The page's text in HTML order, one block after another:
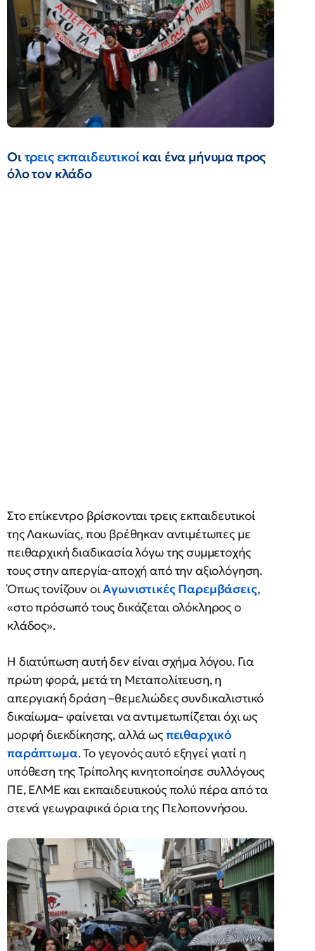
Οιτρεις εκπαιδευτικοίκαι ένα μήνυμα προς
όλο τον κλάδο
Στο επίκεντρο βρίσκονται τρεις εκπαιδευτικοί
της Λακωνίας, που βρέθηκαν αντιμέτωπες με
πειθαρχική διαδικασία λόγω της συμμετοχής
τους στην απεργία-αποχή από την αξιολόγηση.
Όπως τονίζουν οιΑγωνιστικές Παρεμβάσεις,
«στο πρόσωπό τους δικάζεται ολόκληρος ο
κλάδος».
Η διατύπωση αυτή δεν είναι σχήμα λόγου. Για
πρώτη φορά, μετά τη Μεταπολίτευση, η
απεργιακή δράση –θεμελιώδες συνδικαλιστικό
δικαίωμα– φαίνεται να αντιμετωπίζεται όχι ως
μορφή διεκδίκησης, αλλά ωςπειθαρχικό
παράπτωμα. Το γεγονός αυτό εξηγεί γιατί η
υπόθεση της Τρίπολης κινητοποίησε συλλόγους
ΠΕ, ΕΛΜΕ και εκπαιδευτικούς πολύ πέρα από τα
στενά γεωγραφικά όρια της Πελοποννήσου.